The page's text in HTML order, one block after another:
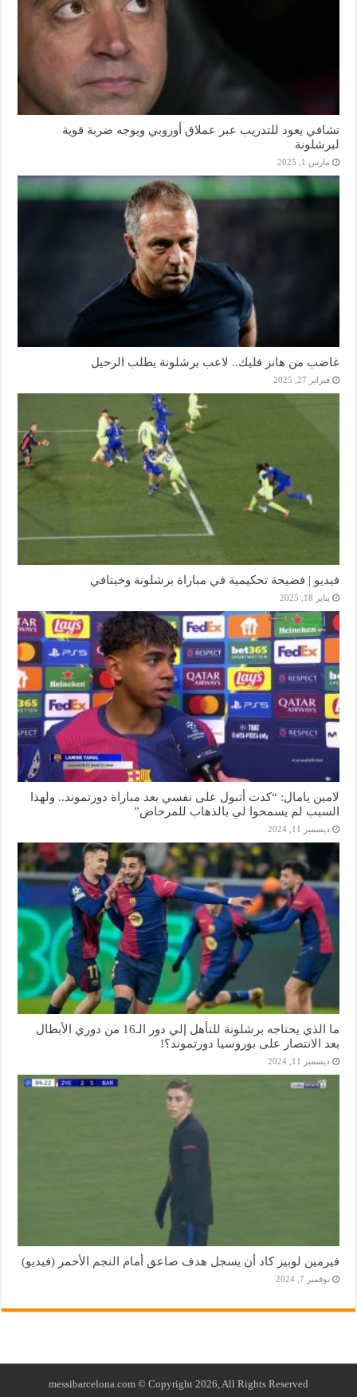
تشافي يعود للتدريب عبر عملاق أوروبي ويوجه ضربة قوية
لبرشلونة
مارس 1, 2025
غاضب من هانز فليك.. لاعب برشلونة يطلب الرحيل
فبراير 27, 2025
فيديو | فضيحة تحكيمية في مباراة برشلونة وخيتافي
يناير 18, 2025
لامين يامال: “كدت أتبول على نفسي بعد مباراة دورتموند.. ولهذا
السبب لم يسمحوا لي بالذهاب للمرحاض”
ديسمبر 11, 2024
ما الذي يحتاجه برشلونة للتأهل إلي دور الـ16 من دوري الأبطال
بعد الانتصار على بوروسيا دورتموند؟!
ديسمبر 11, 2024
فيرمين لوبيز كاد أن يسجل هدف صاعق أمام النجم الأحمر (فيديو)
نوفمبر 7, 2024
messibarcelona.com © Copyright 2026, All Rights Reserved